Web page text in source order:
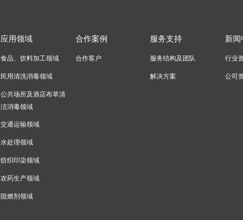
应用领域
食品、饮料加工领域
民用清洗消毒领域
公共场所及酒店布草清
洁消毒领域
交通运输领域
水处理领域
纺织印染领域
农药生产领域
阻燃剂领域
合作案例
合作客户
服务支持
服务结构及团队
解决方案
新闻
行业
公司